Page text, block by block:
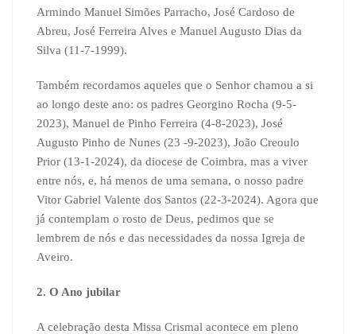
Armindo Manuel Simões Parracho, José Cardoso de
Abreu, José Ferreira Alves e Manuel Augusto Dias da
Silva (11-7-1999).
Também recordamos aqueles que o Senhor chamou a si
ao longo deste ano: os padres Georgino Rocha (9-5-
2023), Manuel de Pinho Ferreira (4-8-2023), José
Augusto Pinho de Nunes (23 -9-2023), João Creoulo
Prior (13-1-2024), da diocese de Coimbra, mas a viver
entre nós, e, há menos de uma semana, o nosso padre
Vitor Gabriel Valente dos Santos (22-3-2024). Agora que
já contemplam o rosto de Deus, pedimos que se
lembrem de nós e das necessidades da nossa Igreja de
Aveiro.
2. O Ano jubilar
A celebração desta Missa Crismal acontece em pleno